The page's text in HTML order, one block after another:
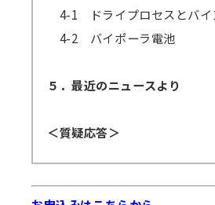
4-1 ドライプロセスとバイ
4-2 バイポーラ電池
５．最近のニュースより
＜質疑応答＞